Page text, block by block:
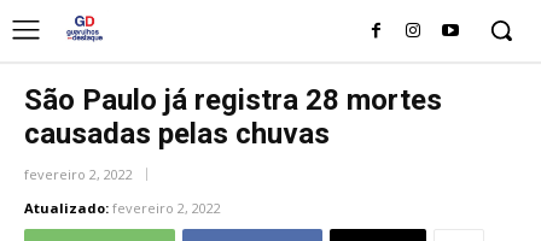
São Paulo já registra 28 mortes
causadas pelas chuvas
fevereiro 2, 2022
Atualizado: fevereiro 2, 2022